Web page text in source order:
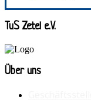
TuS Zetel e.V.
Über uns